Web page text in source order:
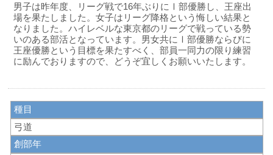
男子は昨年度、リーグ戦で16年ぶりにⅠ部優勝し、王座出
場を果たしました。女子はリーグ降格という悔しい結果と
なりました。ハイレベルな東京都のリーグで戦っている勢
いのある部活となっています。男女共にⅠ部優勝ならびに
王座優勝という目標を果たすべく、部員一同力の限り練習
に励んでおりますので、どうぞ宜しくお願いいたします。
種目
弓道
創部年